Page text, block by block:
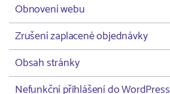
Obnovení webu
Zrušení zaplacené objednávky
Obsah stránky
Nefunkční přihlášení do WordPress